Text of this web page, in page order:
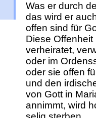
Was er durch
das wird er
offen sind für
Diese
verheiratet,
oder im
oder sie offen
und den
von Gott in
annimmt, wird